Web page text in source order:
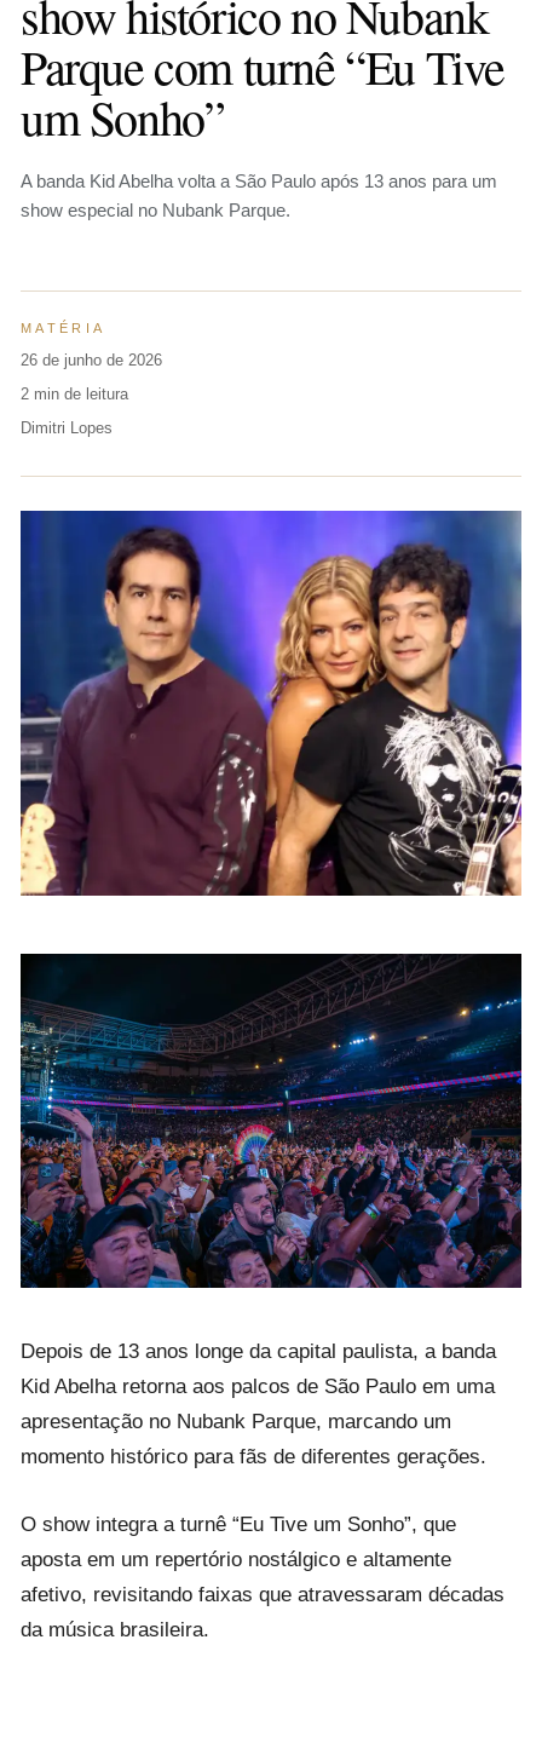
show histórico no Nubank
Parque com turnê “Eu Tive
um Sonho”
A banda Kid Abelha volta a São Paulo após 13 anos para um
show especial no Nubank Parque.
MATÉRIA
26 de junho de 2026
2 min de leitura
Dimitri Lopes
Depois de 13 anos longe da capital paulista, a banda
Kid Abelha retorna aos palcos de São Paulo em uma
apresentação no Nubank Parque, marcando um
momento histórico para fãs de diferentes gerações.
O show integra a turnê “Eu Tive um Sonho”, que
aposta em um repertório nostálgico e altamente
afetivo, revisitando faixas que atravessaram décadas
da música brasileira.